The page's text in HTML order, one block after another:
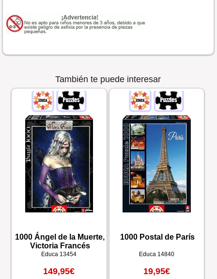
También te puede interesar
1000 Ángel de la Muerte,
Victoria Francés
Educa 13454
149,95€
1000 Postal de París
Educa 14840
19,95€